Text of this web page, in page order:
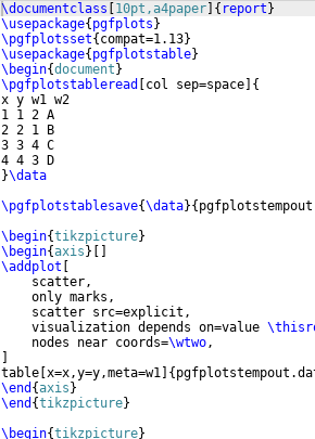
\documentclass 10pt,a4paper { report }
\usepackage{ pgfplots }
\pgfplotsset{ compat=1.13}
\usepackage{ pgfplotstable}
\begin{document }
\pgfplotstableread
col sep=space {
x y w1 w2
1 1 2 A
2 2 1 B
3 3 4 C
4 4 3 D
}\data
\pgfplotstablesave{\data}{
\begin{tikzpicture}
\begin{axis }
\addplot
    scatter,
    only marks,
    scatter src=explicit,
    visualization depends on=value
    nodes near coords=
\wtwo,
table x=x,y=y,meta=w1 {
\end {axis }
\end {tikzpicture}
\begin{tikzpicture}